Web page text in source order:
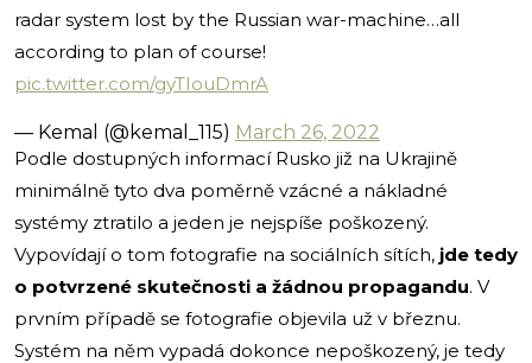
radar system lost by the Russian war-machine…all
according to plan of course!
pic.twitter.com/gyTIouDmrA
— Kemal (@kemal_115) March 26, 2022
Podle dostupných informací Rusko již na Ukrajině
minimálně tyto dva poměrně vzácné a nákladné
systémy ztratilo a jeden je nejspíše poškozený.
Vypovídají o tom fotografie na sociálních sítích, jde tedy
o potvrzené skutečnosti a žádnou propagandu. V
prvním případě se fotografie objevila už v březnu.
Systém na něm vypadá dokonce nepoškozený, je tedy